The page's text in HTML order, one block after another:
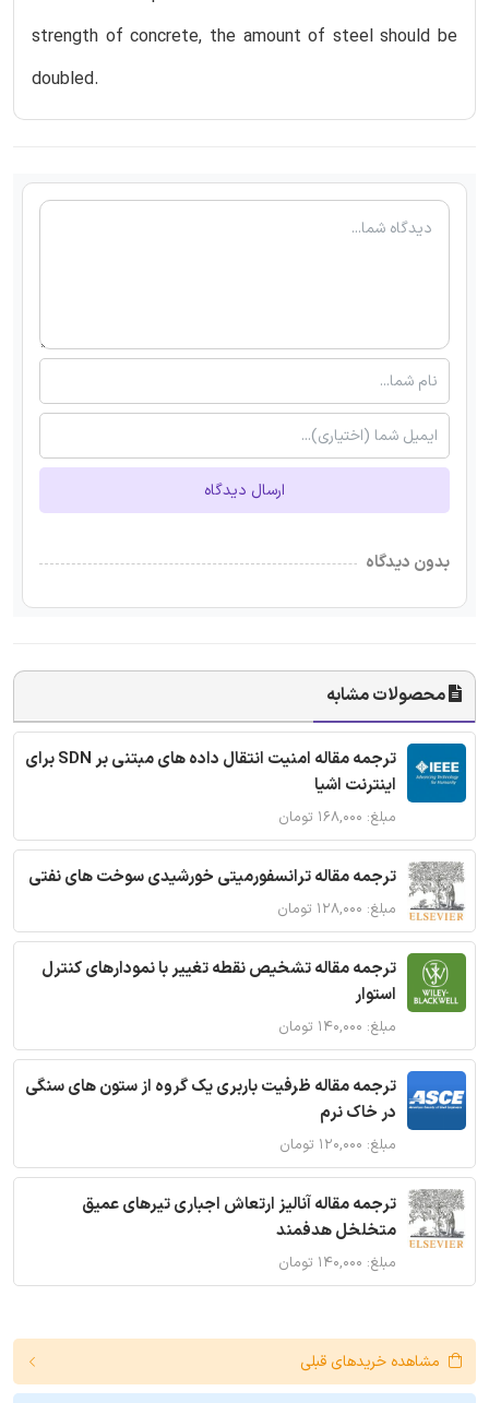
strength of concrete, the amount of steel should be
doubled.
ارسال دیدگاه
بدون دیدگاه
محصولات مشابه
ترجمه مقاله امنیت انتقال داده های مبتنی بر SDN برای
اینترنت اشیا
مبلغ: ۱۶۸,۰۰۰ تومان
ترجمه مقاله ترانسفورمیتی خورشیدی سوخت های نفتی
مبلغ: ۱۲۸,۰۰۰ تومان
ترجمه مقاله تشخیص نقطه تغییر با نمودارهای کنترل
استوار
مبلغ: ۱۴۰,۰۰۰ تومان
ترجمه مقاله ظرفیت باربری یک گروه از ستون های سنگی
در خاک نرم
مبلغ: ۱۲۰,۰۰۰ تومان
ترجمه مقاله آنالیز ارتعاش اجباری تیرهای عمیق
متخلخل هدفمند
مبلغ: ۱۴۰,۰۰۰ تومان
مشاهده خریدهای قبلی